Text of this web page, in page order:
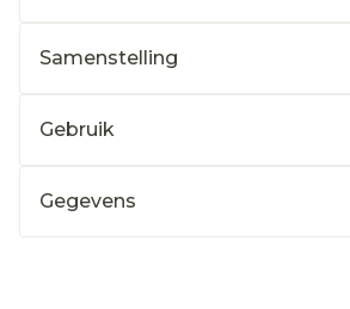
Samenstelling
Gebruik
Gegevens